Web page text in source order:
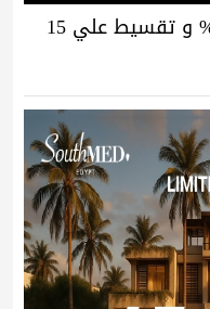
عرض لفترة محدودة مقدم 1.5% و تقسيط علي 15